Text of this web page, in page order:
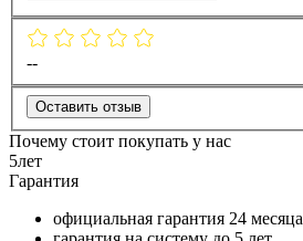
--
Оставить отзыв
Почему стоит покупать у нас
5лет
Гарантия
официальная гарантия 24 месяца